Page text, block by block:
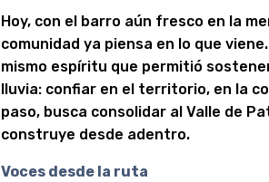
Hoy, con el barro aún fresco en la
comunidad ya piensa en lo que
mismo espíritu que permitió
lluvia: confiar en el territorio, en la
paso, busca consolidar al Valle de
construye desde adentro.
Voces desde la ruta